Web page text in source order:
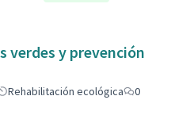
verdes y prevención
Rehabilitación ecológica
0